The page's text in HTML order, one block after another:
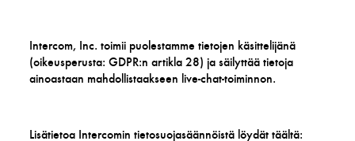
Intercom, Inc. toimii puolestamme tietojen käsittelijänä
(oikeusperusta: GDPR:n artikla 28) ja säilyttää tietoja
ainoastaan mahdollistaakseen live-chat-toiminnon.
Lisätietoa Intercomin tietosuojasäännöistä löydät täältä: